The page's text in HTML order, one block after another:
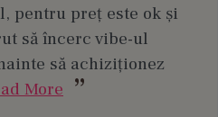
pentru preț este ok și
să încerc vibe-ul
să achiziționez
More